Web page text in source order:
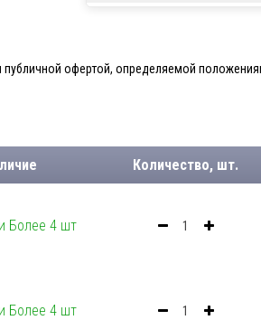
офертой, определяемой
Количество, шт.
Более 4 шт
Более 4 шт